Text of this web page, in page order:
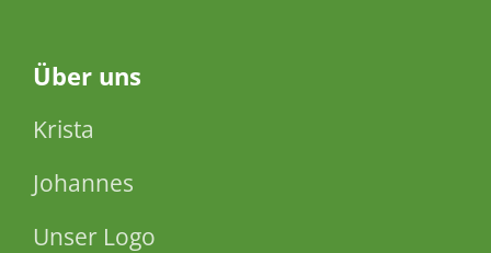
Über uns
Krista
Johannes
Unser Logo